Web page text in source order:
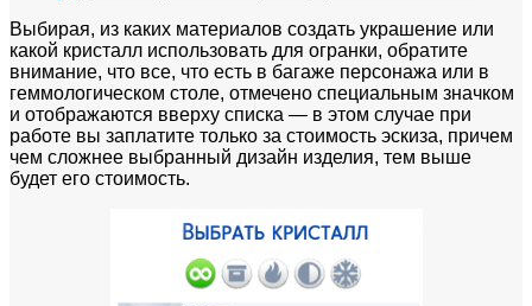
Выбирая, из каких материалов создать украшение или
какой кристалл использовать для огранки, обратите
внимание, что все, что есть в багаже персонажа или в
геммологическом столе, отмечено специальным значком
и отображаются вверху списка — в этом случае при
работе вы заплатите только за стоимость эскиза, причем
чем сложнее выбранный дизайн изделия, тем выше
будет его стоимость.